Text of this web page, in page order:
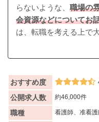
らないような、 職場の
会資源などについてお
は、転職を考える上で
おすすめ度
公開求人数 約46,000件
職種 看護師、准看